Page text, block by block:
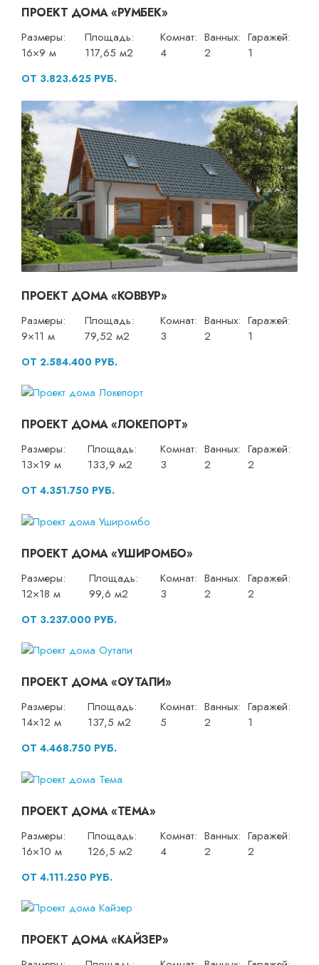
ПРОЕКТ ДОМА «РУМБЕК»
Размеры:
16×9 м
Площадь:
117,65 м2
Комнат:
4
Ванных:
2
Гаражей:
1
ОТ 3.823.625 РУБ.
ПРОЕКТ ДОМА «КОВВУР»
Размеры:
9×11 м
Площадь:
79,52 м2
Комнат:
3
Ванных:
2
Гаражей:
1
ОТ 2.584.400 РУБ.
ПРОЕКТ ДОМА «ЛОКЕПОРТ»
Размеры:
13×19 м
Площадь:
133,9 м2
Комнат:
3
Ванных:
2
Гаражей:
2
ОТ 4.351.750 РУБ.
ПРОЕКТ ДОМА «УШИРОМБО»
Размеры:
12×18 м
Площадь:
99,6 м2
Комнат:
3
Ванных:
2
Гаражей:
2
ОТ 3.237.000 РУБ.
ПРОЕКТ ДОМА «ОУТАПИ»
Размеры:
14×12 м
Площадь:
137,5 м2
Комнат:
5
Ванных:
2
Гаражей:
1
ОТ 4.468.750 РУБ.
ПРОЕКТ ДОМА «ТЕМА»
Размеры:
16×10 м
Площадь:
126,5 м2
Комнат:
4
Ванных:
2
Гаражей:
2
ОТ 4.111.250 РУБ.
ПРОЕКТ ДОМА «КАЙЗЕР»